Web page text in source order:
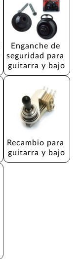
Enganche de
seguridad para
guitarra y bajo
Recambio para
guitarra y bajo